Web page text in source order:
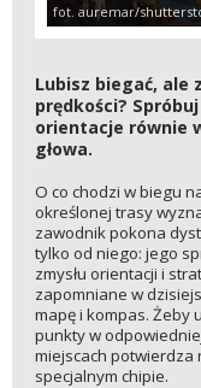
fot. auremar/
Lubisz biegać, ale
prędkości?
orientacje równie
głowa.
O co chodzi w biegu
określonej trasy
zawodnik pokona
tylko od niego: jego
zmysłu orientacji i
zapomniane w
mapę i kompas. Żeby
punkty w
miejscach potwierdza
specjalnym chipie.